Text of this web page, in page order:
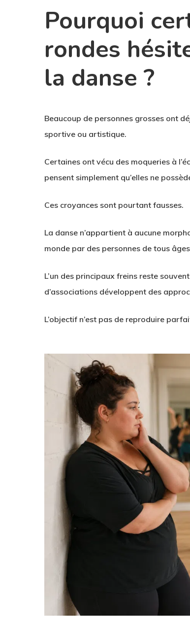
Pourquoi
rondes
la danse ?
Beaucoup de personnes grosses ont
sportive ou artistique.
Certaines ont vécu des moqueries à
pensent simplement qu’elles ne
Ces croyances sont pourtant fausses.
La danse n’appartient à aucune
monde par des personnes de tous
L’un des principaux freins reste
d’associations développent des
L’objectif n’est pas de reproduire